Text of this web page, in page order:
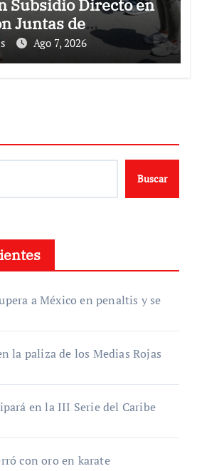
Subsidio Directo en
Juntas de
Ago 7, 2026
Buscar
a México en penaltis y se
la paliza de los Medias Rojas
en la III Serie del Caribe
con oro en karate